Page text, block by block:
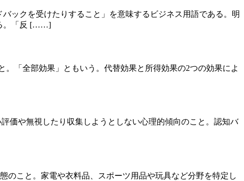
ックを受けたりすること」を意味するビジネス用語である。明
。「反 [……]
「全部効果」ともいう。代替効果と所得効果の2つの効果によ
価や無視したり収集しようとしない心理的傾向のこと。認知バ
のこと。家電や衣料品、スポーツ用品や玩具など分野を特定し